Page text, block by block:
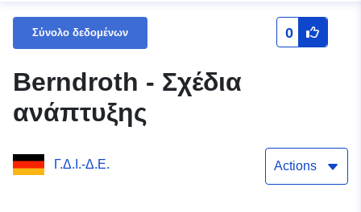
Σύνολο δεδομένων 0
Berndroth - Σχέδια
ανάπτυξης
Γ.Δ.Ι.-Δ.Ε. Actions